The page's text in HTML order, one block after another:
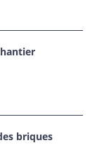
briques